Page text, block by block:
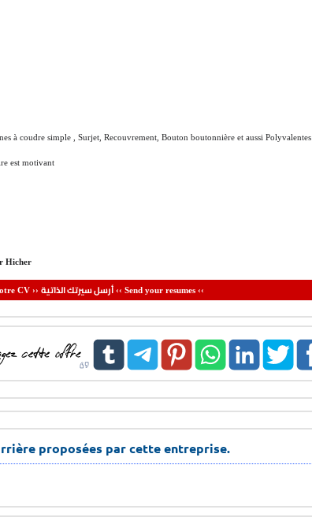
à coudre simple , Surjet, Recouvrement, Bouton boutonnière et aussi Polyvalentes
est motivant
Hicher
CV ›› أرسل سيرتك الذاتية‹‹ Send your resumes ‹‹
proposées par cette entreprise.